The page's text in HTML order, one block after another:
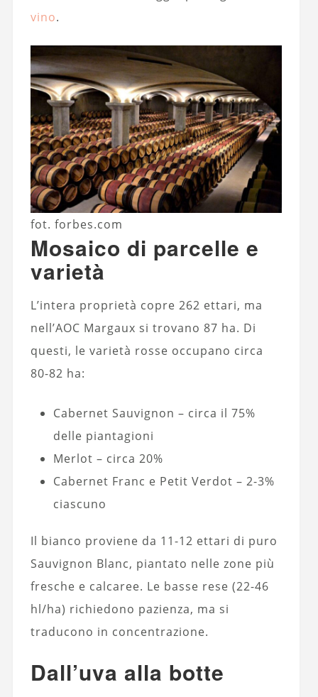
vino.
fot. forbes.com
Mosaico di parcelle e
varietà
L’intera proprietà copre 262 ettari, ma
nell’AOC Margaux si trovano 87 ha. Di
questi, le varietà rosse occupano circa
80-82 ha:
Cabernet Sauvignon – circa il 75%
delle piantagioni
Merlot – circa 20%
Cabernet Franc e Petit Verdot – 2-3%
ciascuno
Il bianco proviene da 11-12 ettari di puro
Sauvignon Blanc, piantato nelle zone più
fresche e calcaree. Le basse rese (22-46
hl/ha) richiedono pazienza, ma si
traducono in concentrazione.
Dall’uva alla botte